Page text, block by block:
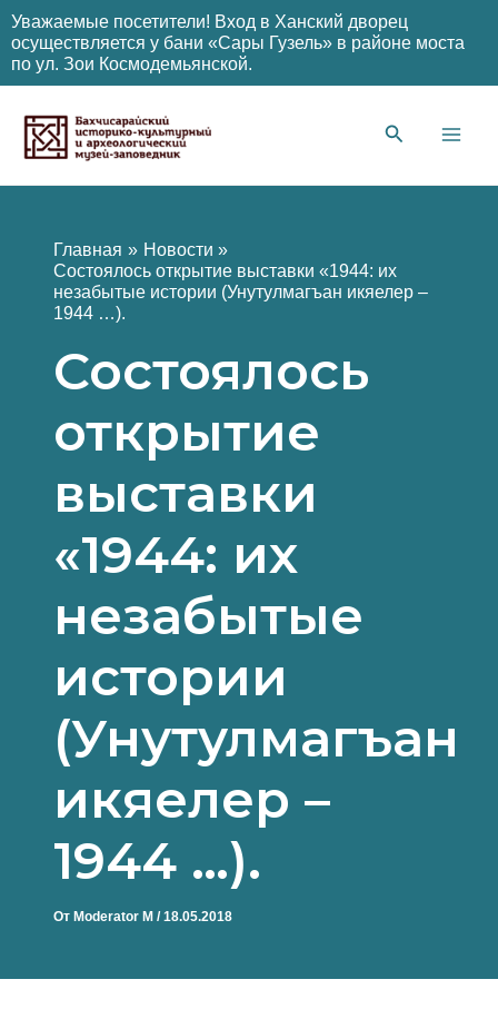
Уважаемые посетители! Вход в Ханский дворец
осуществляется у бани «Сары Гузель» в районе моста
по ул. Зои Космодемьянской.
содержимому
Главная
Новости
Состоялось открытие выставки «1944: их
незабытые истории (Унутулмагъан икяелер –
1944 …).
Состоялось
открытие
выставки
«1944: их
незабытые
истории
(Унутулмагъан
икяелер –
1944 …).
От Moderator M /18.05.2018